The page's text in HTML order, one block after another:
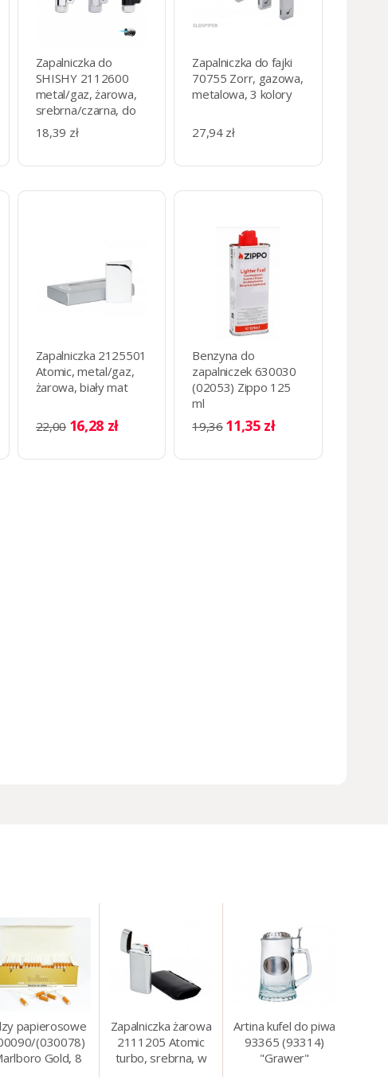
Zapalniczka do
SHISHY 2112600
metal/gaz, żarowa,
srebrna/czarna, do
grilla, BBQ.
18,39 zł
Zapalniczka do fajki
70755 Zorr, gazowa,
metalowa, 3 kolory
27,94 zł
Zapalniczka 2125501
Atomic, metal/gaz,
żarowa, biały mat
22,00 16,28 zł
Benzyna do
zapalniczek 630030
(02053) Zippo 125
ml
19,36 11,35 zł
papierosowe
(030078)
Gold, 8
Zapalniczka żarowa
2111205 Atomic
turbo, srebrna, w
Artina kufel do piwa
93365 (93314)
"Grawer"